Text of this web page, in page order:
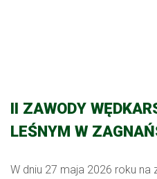
II ZAWODY
LEŚNYM W
W dniu 27 maja 2026 roku na